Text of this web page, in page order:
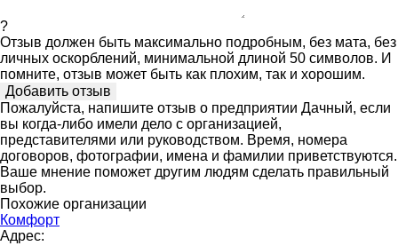
?
Отзыв должен быть максимально подробным, без мата, без
личных оскорблений, минимальной длиной 50 символов. И
помните, отзыв может быть как плохим, так и хорошим.
Пожалуйста, напишите отзыв о предприятии Дачный, если
вы когда-либо имели дело с организацией,
представителями или руководством. Время, номера
договоров, фотографии, имена и фамилии приветствуются.
Ваше мнение поможет другим людям сделать правильный
выбор.
Похожие организации
Комфорт
Адрес: